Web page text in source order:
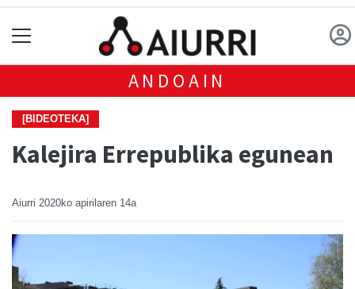
ANDOAIN
[BIDEOTEKA]
Kalejira Errepublika egunean
Aiurri 2020ko apirilaren 14a